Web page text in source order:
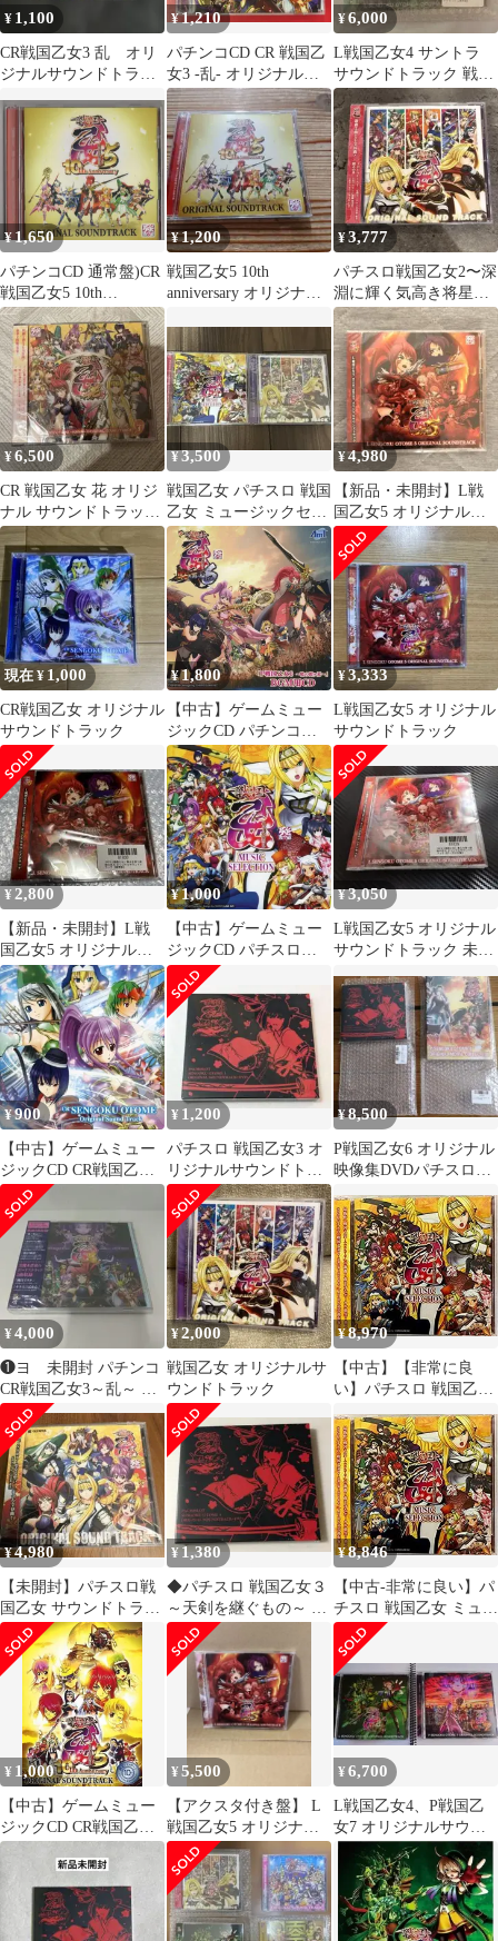
¥ 1,100
CR戦国乙女3 乱 オリ
ジナルサウンドトラッ
¥1,210
パチンコCD CR 戦国乙
女3 -乱- オリジナルサ
ウンドトラック
¥6,000
L戦国乙女4 サントラ
サウンドトラック 戦乱
に閃く炯眼の軍師 CD
¥1,650
パチンコCD 通常盤)CR
戦国乙女5 10th
Anniversary オリジナル
サウンドトラック
¥1,200
戦国乙女5 10th
anniversary オリジナル
付き
¥3,777
パチスロ戦国乙女2〜深
淵に輝く気高き将星〜
オリジナルサウンドト
ラック
¥6,500
CR 戦国乙女 花 オリジ
ナル サウンドトラック
CD
¥3,500
戦国乙女 パチスロ 戦国
乙女 ミュージックセレ
クション 戦国乙女2 サ
ントラ
¥4,980
【新品・未開封】L戦
国乙女5 オリジナルサ
ウンドトラック通常盤
CD
現在 ¥ 1,000
CR戦国乙女 オリジナル
サウンドトラック
¥1,800
【中古】ゲームミュー
ジックCD パチンコ戦
国乙女6 暁の関ヶ原
BGM用CD
¥3,333
L戦国乙女5 オリジナル
サウンドトラック
¥2,800
【新品・未開封】L戦
国乙女5 オリジナルサ
ウンドトラック通常盤
CD
¥1,000
【中古】ゲームミュー
ジックCD パチスロ戦
国乙女 ミュージックセ
レクション
¥3,050
L戦国乙女5 オリジナル
サウンドトラック 未開
¥900
【中古】ゲームミュー
ジックCD CR戦国乙女
Original Sound Track
¥ 1,200
パチスロ 戦国乙女3 オ
リジナルサウンドトラ
ック サントラCD 新品
未開封
¥8,500
P戦国乙女6 オリジナル
映像集DVDパチスロ戦
ンドセット
¥4,000
❶ヨ 未開封 パチンコ
CR戦国乙女3～乱～ オ
リジナルサウンドトラ
ック
¥2,000
戦国乙女 オリジナルサ
ウンドトラック
¥8,970
【中古】【非常に良
い】パチスロ 戦国乙女
ョン n5ksbvb
¥4,980
【未開封】パチスロ戦
国乙女 サウンドトラッ
ク
¥ 1,380
◆パチスロ 戦国乙女３
～天剣を継ぐもの～ サ
ントラCD 新品未開封
／送料無料
¥8,846
【中古-非常に良い】パ
チスロ 戦国乙女 ミュー
ジックセレクション
¥ 1,000
【中古】ゲームミュー
ジックCD CR戦国乙女
5-10th Anniversary オリ
ジナルサウンドトラッ
ク [数量限定盤]
¥5,500
【アクスタ付き盤】 L
戦国乙女5 オリジナル
サウンドトラック パ
チスロ
¥6,700
L戦国乙女4、P戦国乙
女7 オリジナルサウン
ドトラック 中古